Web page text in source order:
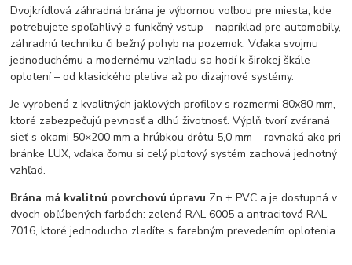
Dvojkrídlová záhradná brána je výbornou voľbou pre miesta, kde
potrebujete spoľahlivý a funkčný vstup – napríklad pre automobily,
záhradnú techniku či bežný pohyb na pozemok. Vďaka svojmu
jednoduchému a modernému vzhľadu sa hodí k širokej škále
oplotení – od klasického pletiva až po dizajnové systémy.
Je vyrobená z kvalitných jaklových profilov s rozmermi 80x80 mm,
ktoré zabezpečujú pevnosť a dlhú životnosť. Výplň tvorí zváraná
sieť s okami 50×200 mm a hrúbkou drôtu 5,0 mm – rovnaká ako pri
bránke LUX, vďaka čomu si celý plotový systém zachová jednotný
vzhľad.
Brána má kvalitnú povrchovú úpravu Zn + PVC a je dostupná v
dvoch obľúbených farbách: zelená RAL 6005 a antracitová RAL
7016, ktoré jednoducho zladíte s farebným prevedením oplotenia.